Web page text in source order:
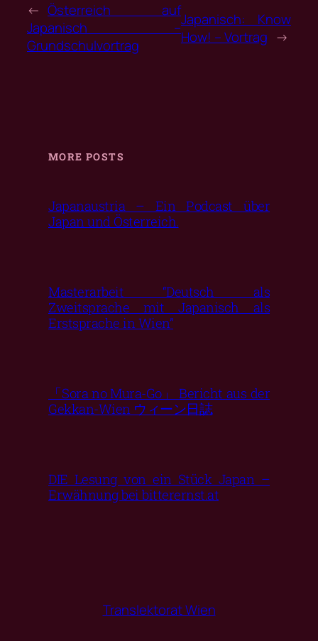
← Österreich auf
Japanisch –
Grundschulvortrag
Japanisch: Know
How! – Vortrag →
MORE POSTS
Japanaustria – Ein Podcast über
Japan und Österreich.
Masterarbeit “Deutsch als
Zweitsprache mit Japanisch als
Erstsprache in Wien”
「Sora no Mura-Go」 Bericht aus der
Gekkan-Wien ウィーン日誌
DIE Lesung von ein Stück Japan –
Erwähnung bei bitterernst.at
Translektorat Wien